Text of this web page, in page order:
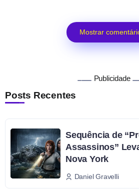
Mostrar
Publicidade
Posts Recentes
Sequência de
Assassinos”
Nova York
Daniel Gravelli